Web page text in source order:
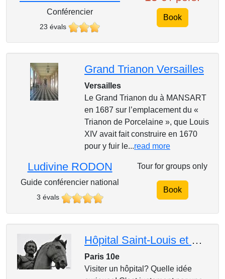
Conférencier
23 évals
Book
Grand Trianon Versailles
Versailles
Le Grand Trianon du à MANSART
en 1687 sur l’emplacement du «
Trianon de Porcelaine », que Louis
XIV avait fait construire en 1670
pour y fuir le...read more
Ludivine RODON
Guide conférencier national
3 évals
Tour for groups only
Book
Hôpital Saint-Louis et Henri IV
Paris 10e
Visiter un hôpital? Quelle idée